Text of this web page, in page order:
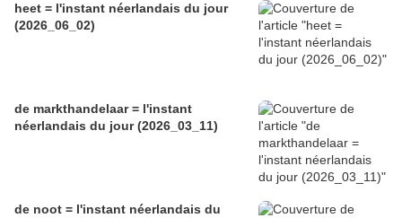
heet = l'instant néerlandais du jour
(2026_06_02)
de markthandelaar = l'instant
néerlandais du jour (2026_03_11)
de noot = l'instant néerlandais du